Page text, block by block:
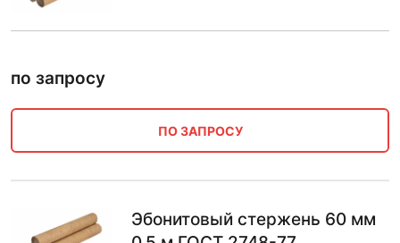
по запросу
ПО ЗАПРОСУ
Эбонитовый стержень 60 мм